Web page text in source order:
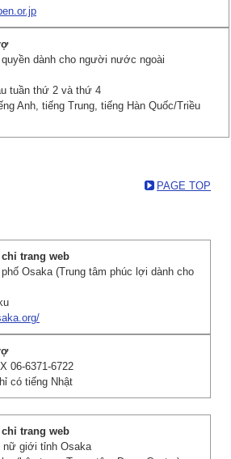
dành cho người nước ngoài
tuần thứ 2 và thứ 4
Anh, tiếng Trung, tiếng Hàn Quốc/Triều
PAGE TOP
Osaka (Trung tâm phúc lợi dành cho
06-6371-6722
có tiếng Nhật
nữ giới tỉnh Osaka